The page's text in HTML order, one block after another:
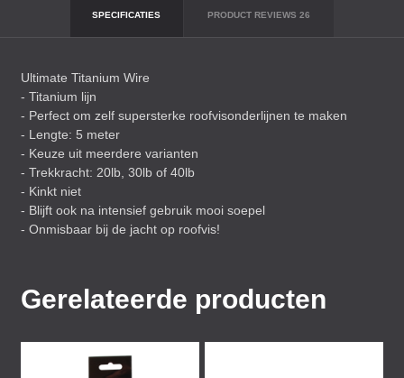
SPECIFICATIES PRODUCT REVIEWS 26
Ultimate Titanium Wire
- Titanium lijn
- Perfect om zelf supersterke roofvisonderlijnen te maken
- Lengte: 5 meter
- Keuze uit meerdere varianten
- Trekkracht: 20lb, 30lb of 40lb
- Kinkt niet
- Blijft ook na intensief gebruik mooi soepel
- Onmisbaar bij de jacht op roofvis!
Gerelateerde producten